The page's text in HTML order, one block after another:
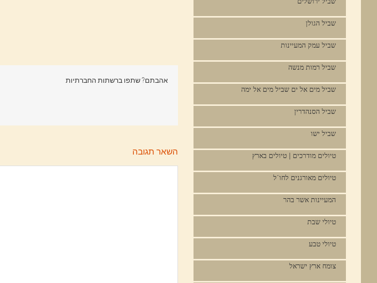
אהבתם? שתפו ברשתות החברתיות
השאר תגובה
שביל הגולן
שביל עמק המעיינות
שביל רמות מנשה
שביל מים אל ים שביל מים אל ימה
שביל הסנהדרין
שביל ישו
טיולים מודרכים | טיולים בארץ
טיולים מאורגנים לחו"ל
המעיינות אשר בהר
טיולי שבת
טיולי טבע
צומח ארץ ישראל